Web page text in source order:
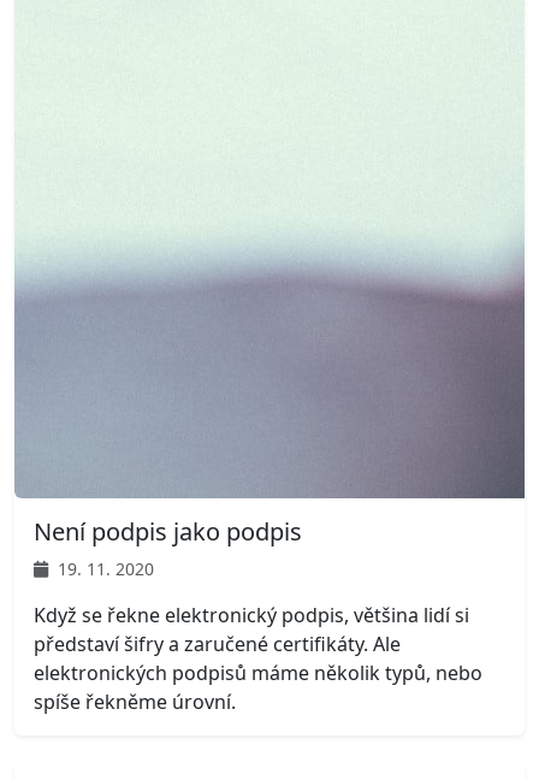
Není podpis jako podpis
19. 11. 2020
Když se řekne elektronický podpis, většina lidí si
představí šifry a zaručené certifikáty. Ale
elektronických podpisů máme několik typů, nebo
spíše řekněme úrovní.